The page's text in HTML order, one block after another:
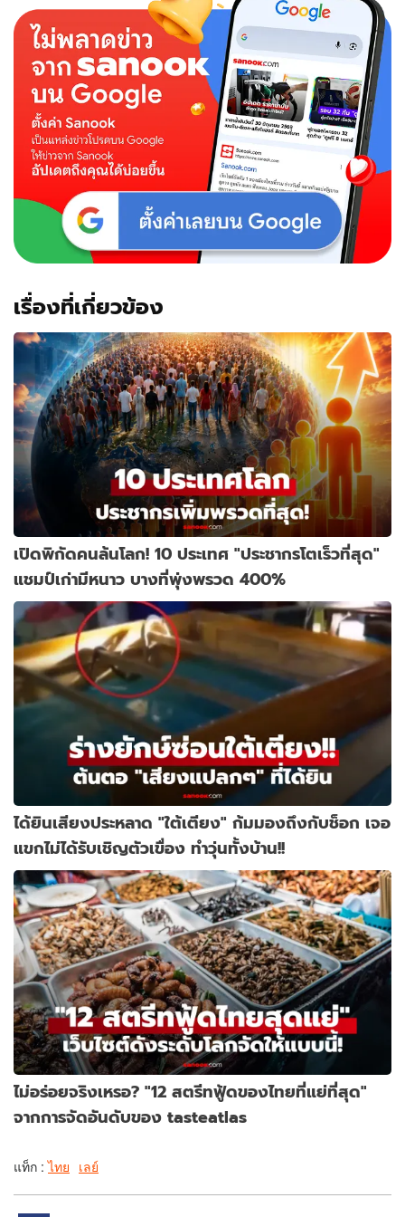
เรื่องที่เกี่ยวข้อง
เปิดพิกัดคนล้นโลก! 10 ประเทศ "ประชากรโตเร็วที่สุด"
แชมป์เก่ามีหนาว บางที่พุ่งพรวด 400%
ได้ยินเสียงประหลาด "ใต้เตียง" ก้มมองถึงกับช็อก เจอ
แขกไม่ได้รับเชิญตัวเขื่อง ทำวุ่นทั้งบ้าน!!
ไม่อร่อยจริงเหรอ? "12 สตรีทฟู้ดของไทยที่แย่ที่สุด"
จากการจัดอันดับของ tasteatlas
แท็ก :ไทย เลย์